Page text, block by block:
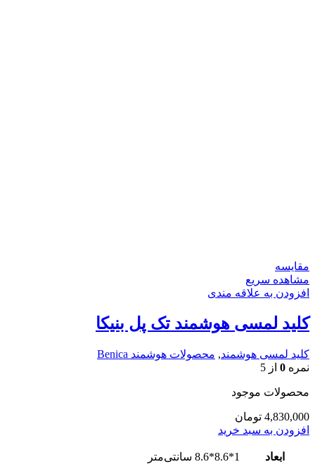
مقایسه
مشاهده سریع
افزودن به علاقه مندی
کلید لمسی هوشمند تک پل بنیکا
کلید لمسی هوشمند, محصولات هوشمند Benica
نمره 0 از 5
محصولات موجود
4,830,000 تومان
افزودن به سبد خرید
ابعاد 1*8.6*8.6 سانتی‌متر